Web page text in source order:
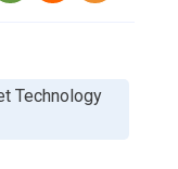
Technology